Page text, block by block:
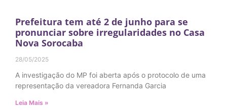
Prefeitura tem até 2 de junho para se
pronunciar sobre irregularidades no Casa
Nova Sorocaba
28/05/2025
A investigação do MP foi aberta após o protocolo de uma
representação da vereadora Fernanda Garcia
Leia Mais »